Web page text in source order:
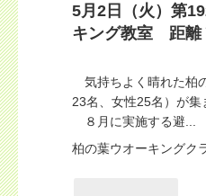
5月2日（火）第
キング教室 距離
気持ちよく晴れた柏
23名、女性25名）が集
８月に実施する避...
柏の葉ウオーキングク